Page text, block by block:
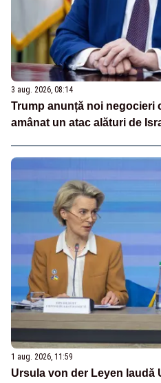
3 aug. 2026, 08:14
Trump anunță noi negocieri
amânat un atac alături de
1 aug. 2026, 11:59
Ursula von der Leyen laudă